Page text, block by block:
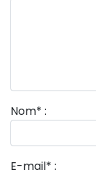
Nom* :
E-mail* :